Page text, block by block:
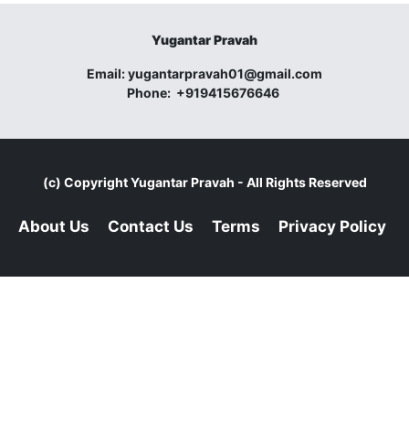
Yugantar Pravah
Email:yugantarpravah01@gmail.com
Phone: +919415676646
(c) CopyrightYugantar Pravah - All Rights Reserved
About Us Contact Us Terms Privacy Policy